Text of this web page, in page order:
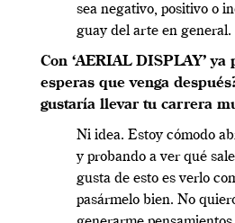
sea negativo, positivo o
guay del arte en general.
Con ‘AERIAL DISPLAY’
esperas que venga
gustaría llevar tu carrera
Ni idea. Estoy cómodo
y probando a ver qué
gusta de esto es verlo
pasármelo bien. No